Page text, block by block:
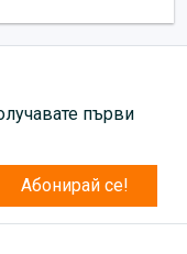
първи
Абонирай се!